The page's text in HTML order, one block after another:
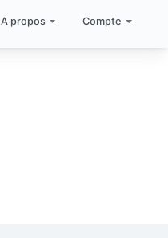
A propos Compte